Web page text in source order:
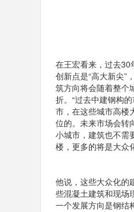
在王宏看来，过去30
创新点是“高大新尖”
筑方向将会随着整个
折。“过去中建钢构
市，在这些城市高楼
位的。未来市场会转
小城市，建筑也不需
楼，更多的将是大众
他说，这些大众化的
些混凝土建筑和现场
一个发展方向是钢结